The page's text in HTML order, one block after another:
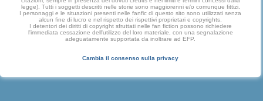
legge). Tutti i soggetti descritti nelle storie sono maggiorenni e/o comunque fittizi.
I personaggi e le situazioni presenti nelle fanfic di questo sito sono utilizzati senza
alcun fine di lucro e nel rispetto dei rispettivi proprietari e copyrights.
I detentori dei diritti di copyright sfruttati nelle fan fiction possono richiedere
l'immediata cessazione dell'utilizzo del loro materiale, con una segnalazione
adeguatamente supportata da inoltrare ad EFP.
Cambia il consenso sulla privacy